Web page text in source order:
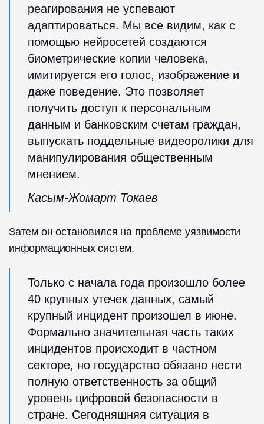
реагирования не успевают
адаптироваться. Мы все видим, как с
помощью нейросетей создаются
биометрические копии человека,
имитируется его голос, изображение и
даже поведение. Это позволяет
получить доступ к персональным
данным и банковским счетам граждан,
выпускать поддельные видеоролики для
манипулирования общественным
мнением.
Касым-Жомарт Токаев
Затем он остановился на проблеме уязвимости
информационных систем.
Только с начала года произошло более
40 крупных утечек данных, самый
крупный инцидент произошел в июне.
Формально значительная часть таких
инцидентов происходит в частном
секторе, но государство обязано нести
полную ответственность за общий
уровень цифровой безопасности в
стране. Сегодняшняя ситуация в